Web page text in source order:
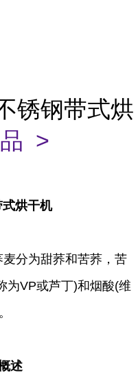
锈钢带式烘
>
烘干机
分为甜荞和苦荞，苦
为VP或芦丁)和烟酸(维
述